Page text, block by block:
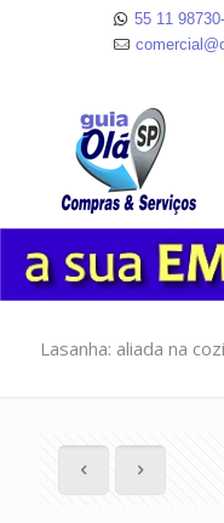
55 11
Lasanha: aliada na